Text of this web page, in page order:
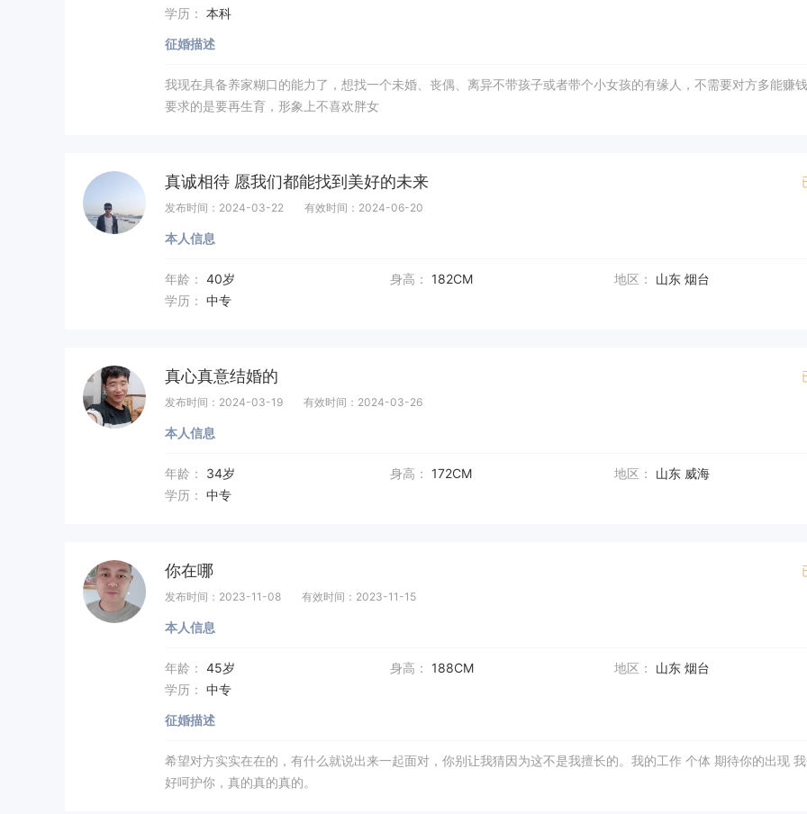
学历： 本科
征婚描述
我现在具备养家糊口的能力了，想找一个未婚、丧偶、离异不带孩子或者带个小女孩的有缘人，不需要对方多能赚
要求的是要再生育，形象上不喜欢胖女
真诚相待 愿我们都能找到美好的未来
发布时间：2024-03-22 有效时间：2024-06-20
本人信息
年龄： 40岁 身高： 182CM 地区：
山东 烟台
学历： 中专
真心真意结婚的
发布时间：2024-03-19 有效时间：2024-03-26
本人信息
年龄： 34岁 身高： 172CM 地区：
山东 威海
学历： 中专
你在哪
发布时间：2023-11-08 有效时间：2023-11-15
本人信息
年龄： 45岁 身高： 188CM 地区：
山东 烟台
学历： 中专
征婚描述
希望对方实实在在的，有什么就说出来一起面对，你别让我猜因为这不是我擅长的。我的工作 个体 期待你的出现
好呵护你，真的真的真的。